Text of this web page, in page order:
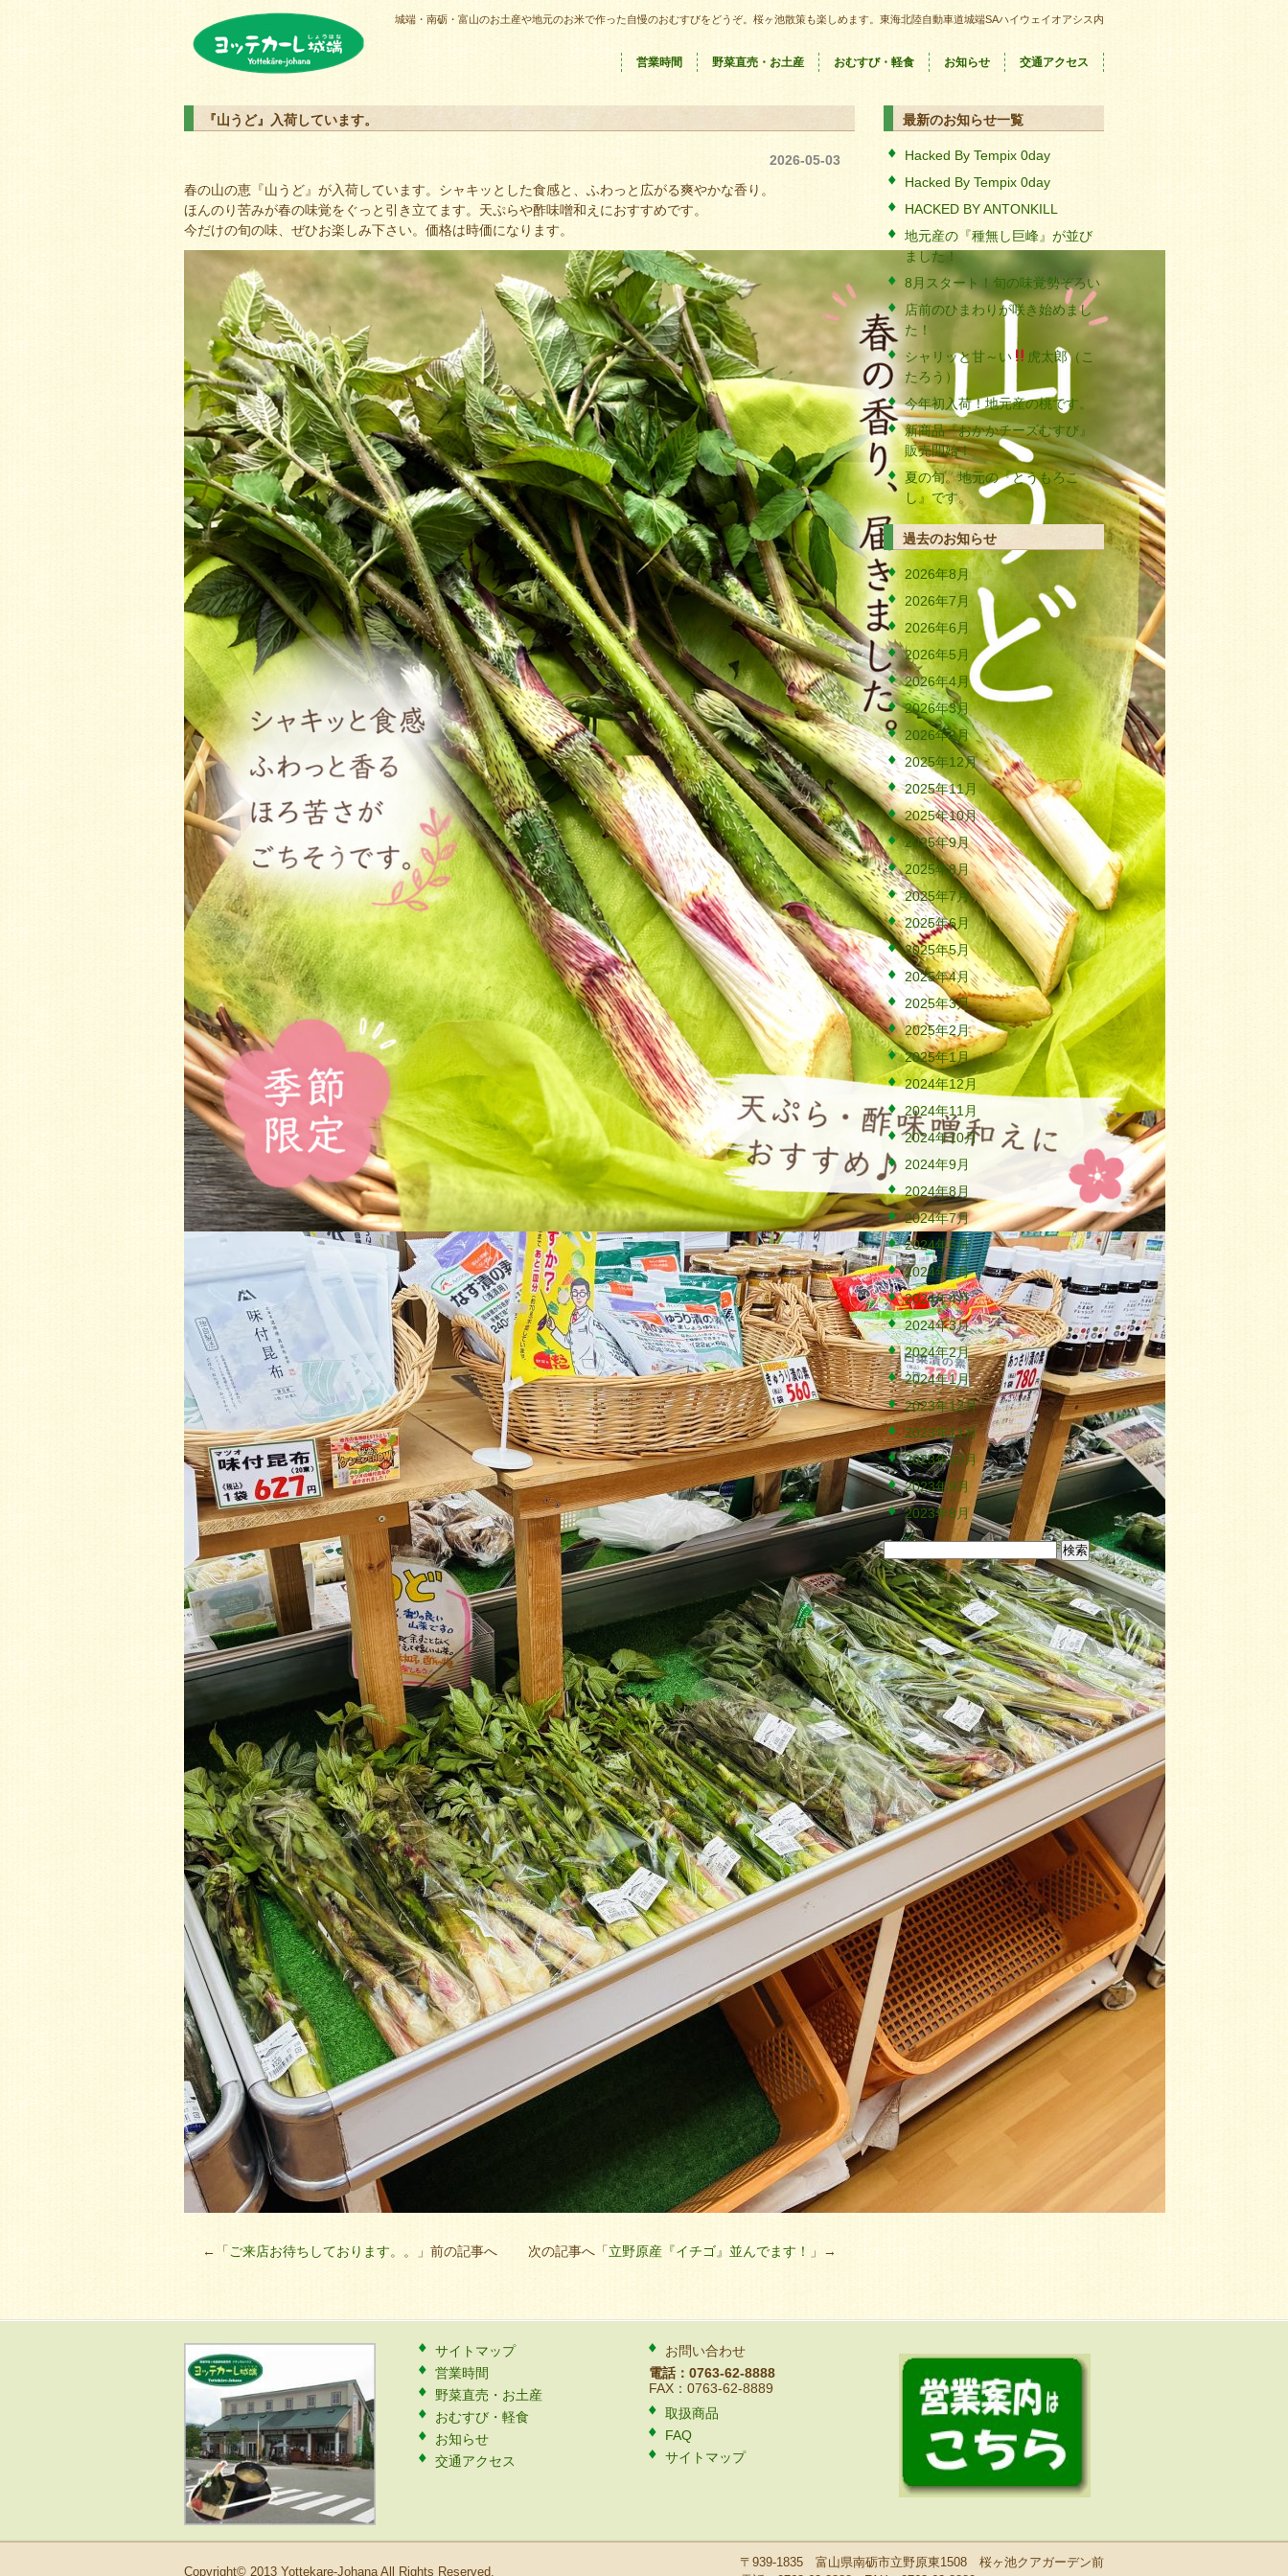
城端・南砺・富山のお土産や地元のお米で作った自慢のおむすびをどうぞ。桜ヶ池散策も楽しめます。東海北陸自動車道城端SAハイウェイオアシス内
営業時間 野菜直売・お土産 おむすび・軽食 お知らせ 交通アクセス
『山うど』入荷しています。
2026-05-03
春の山の恵『山うど』が入荷しています。シャキッとした食感と、ふわっと広がる爽やかな香り。
ほんのり苦みが春の味覚をぐっと引き立てます。天ぷらや酢味噌和えにおすすめです。
今だけの旬の味、ぜひお楽しみ下さい。価格は時価になります。
←「ご来店お待ちしております。。 」前の記事へ 次の記事へ「立野原産『イチゴ』並んでます！ 」→
最新のお知らせ一覧
Hacked By Tempix 0day
Hacked By Tempix 0day
HACKED BY ANTONKILL
地元産の『種無し巨峰』が並び
ました！
8月スタート！旬の味覚勢ぞろい
店前のひまわりが咲き始めまし
た！
シャリッと甘～い
虎太郎（こ
たろう）
今年初入荷！地元産の桃です。
新商品『おかかチーズむすび』
販売開始！
夏の旬。地元の『とうもろこ
し』です。
過去のお知らせ
2026年8月
2026年7月
2026年6月
2026年5月
2026年4月
2026年3月
2026年2月
2025年12月
2025年11月
2025年10月
2025年9月
2025年8月
2025年7月
2025年6月
2025年5月
2025年4月
2025年3月
2025年2月
2025年1月
2024年12月
2024年11月
2024年10月
2024年9月
2024年8月
2024年7月
2024年6月
2024年5月
2024年4月
2024年3月
2024年2月
2024年1月
2023年12月
2023年11月
2023年10月
2023年9月
2023年8月
検
索:
サイトマップ
営業時間
野菜直売・お土産
おむすび・軽食
お知らせ
交通アクセス
お問い合わせ
電話：0763-62-8888
FAX：0763-62-8889
取扱商品
FAQ
サイトマップ
Copyright© 2013 Yottekare-Johana All Rights Reserved.
〒939-1835 富山県南砺市立野原東1508 桜ヶ池クアガーデン前